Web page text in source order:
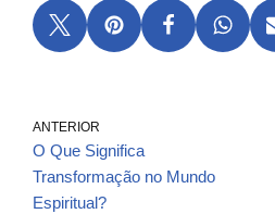
ANTERIOR
O Que Significa
Transformação no Mundo
Espiritual?